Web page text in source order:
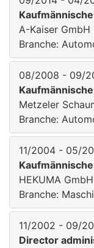
A-Kaiser GmbH
Branche:
08/2008 - 09/
Metzeler
Branche:
11/2004 - 05/
HEKUMA GmbH
Branche:
11/2002 - 09/
Director